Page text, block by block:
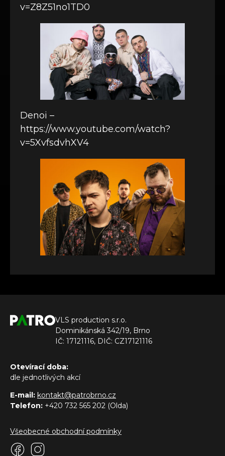
v=Z8Z51no1TD0
Denoi –
https://www.youtube.com/watch?
v=5XvfsdvhXV4
VLS production s.r.o.
Dominikánská 342/19, Brno
IČ: 17121116, DIČ: CZ17121116
Otevírací doba:
dle jednotlivých akcí
E-mail: kontakt@patrobrno.cz
Telefon: +420 732 565 202 (Olda)
Všeobecné obchodní podmínky